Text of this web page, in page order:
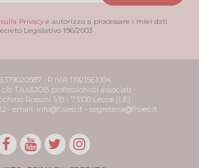
Privacy e autorizzo a processare i miei dati
Legislativo 196/2003
· P.IVA 11921561004
o TAX&JOB professionisti associati ·
Rossini 1/B - 73100 Lecce (LE)
· email: info@fisieo.it - segreteria@fisieo.it